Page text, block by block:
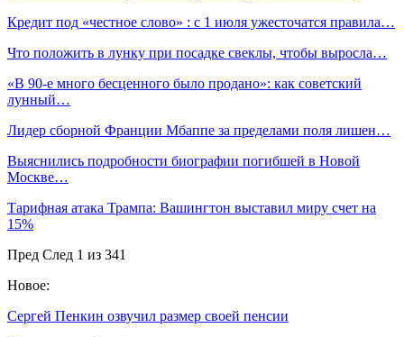
Кредит под «честное слово» : с 1 июля ужесточатся правила…
Что положить в лунку при посадке свеклы, чтобы выросла…
«В 90-е много бесценного было продано»: как советский
лунный…
Лидер сборной Франции Мбаппе за пределами поля лишен…
Выяснились подробности биографии погибшей в Новой
Москве…
Тарифная атака Трампа: Вашингтон выставил миру счет на
15%
Пред След 1 из 341
Новое:
Сергей Пенкин озвучил размер своей пенсии